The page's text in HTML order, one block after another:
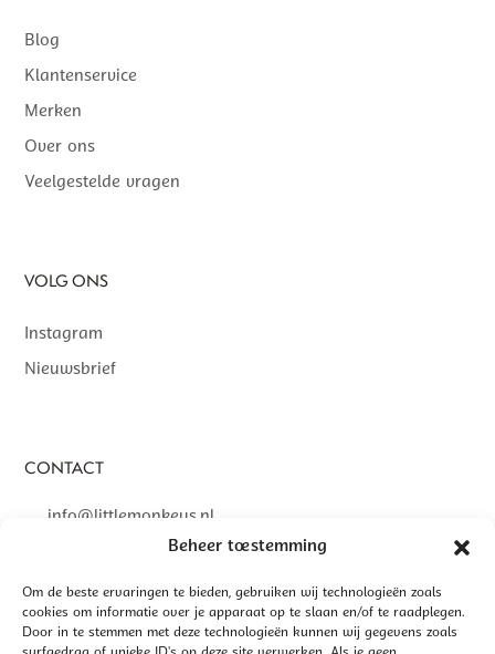
Beheer toestemming
Om de beste ervaringen te bieden, gebruiken wij technologieën zoals
cookies om informatie over je apparaat op te slaan en/of te raadplegen.
Door in te stemmen met deze technologieën kunnen wij gegevens zoals
Blog
Klantenservice
Merken
Over ons
Veelgestelde vragen
VOLG ONS
Instagram
Nieuwsbrief
CONTACT
info@littlemonkeys.nl
©2026 LITTLE MONKEYS | GEREALISEERD DOORINTERLY